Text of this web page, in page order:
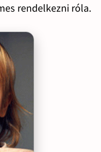
rendelkezni róla.